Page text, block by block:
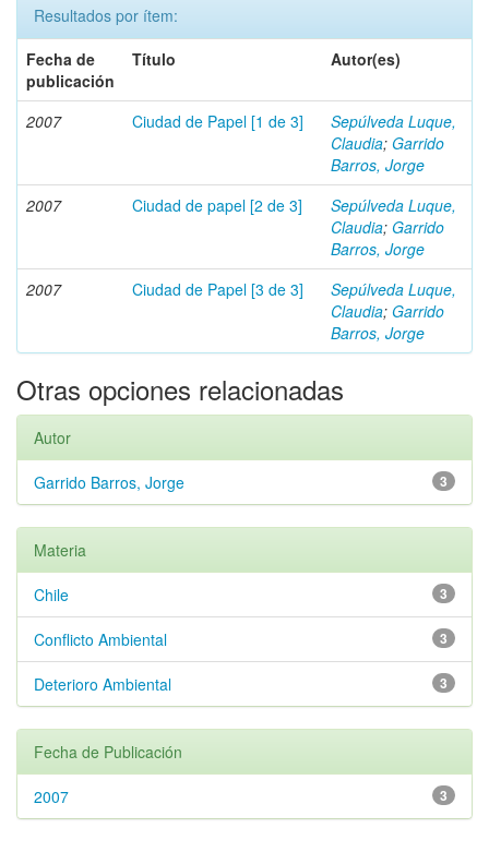
Resultados por ítem:
Fecha de
publicación
Título Autor(es)
2007 Ciudad de Papel [1 de 3]
Sepúlveda Luque,
Claudia; Garrido
Barros, Jorge
2007
Ciudad de papel [2 de 3]
Sepúlveda Luque,
Claudia; Garrido
Barros, Jorge
2007
Ciudad de Papel [3 de 3]
Sepúlveda Luque,
Claudia; Garrido
Barros, Jorge
Otras opciones relacionadas
Autor
3
Garrido Barros, Jorge
Materia
3
Chile
3
Conflicto Ambiental
3
Deterioro Ambiental
Fecha de Publicación
3
2007